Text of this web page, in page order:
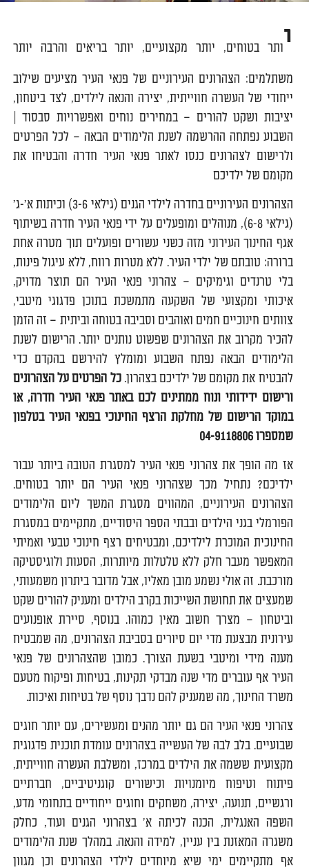
יותר בטוחים, יותר מקצועיים, יותר בריאים והרבה יותר
משתלמים: הצהרונים העירוניים של פנאי העיר מציעים שילוב
ייחודי של העשרה חווייתית, יצירה והנאה לילדים, לצד ביטחון,
יציבות ושקט להורים – במחירים נוחים ואפשרויות סבסוד |
השבוע נפתחה ההרשמה לשנת הלימודים הבאה – לכל הפרטים
ולרישום לצהרונים כנסו לאתר פנאי העיר חדרה והבטיחו את
מקומם של ילדיכם
הצהרונים העירוניים בחדרה לילדי הגנים (גילאי 3-6) וכיתות א'-ג'
(גילאי 6-8), מנוהלים ומופעלים על ידי פנאי העיר חדרה בשיתוף
אגף החינוך העירוני מזה כשני עשורים ופועלים תוך מטרה אחת
ברורה: טובתם של ילדי העיר. ללא מטרות רווח, ללא עיגול פינות,
בלי טרנדים וגימיקים – צהרוני פנאי העיר הם תוצר מדויק,
איכותי ומקצועי של השקעה מתמשכת בתוכן פדגוגי מיטבי,
צוותים חינוכיים חמים ואוהבים וסביבה בטוחה וביתית – זה הזמן
להכיר מקרוב את הצהרונים שפשוט נותנים יותר. הרישום לשנת
הלימודים הבאה נפתח השבוע ומומלץ להירשם בהקדם כדי
להבטיח את מקומם של ילדיכם בצהרון. כל הפרטים על הצהרונים
ורישום ידידותי ונוח ממתינים לכם באתר פנאי העיר חדרה, או
במוקד הרישום של מחלקת הרצף החינוכי בפנאי העיר בטלפון
שמספרו 04-9118806
אז מה הופך את צהרוני פנאי העיר למסגרת הטובה ביותר עבור
ילדיכם? נתחיל מכך שצהרוני פנאי העיר הם יותר בטוחים.
הצהרונים העירוניים, המהווים מסגרת המשך ליום הלימודים
הפורמלי בגני הילדים ובבתי הספר היסודיים, מתקיימים במסגרת
החינוכית המוכרת לילדיכם, ומבטיחים רצף חינוכי טבעי ואמיתי
המאפשר מעבר חלק ללא טלטלות מיותרות, הסעות ולוגיסטיקה
מורכבת. זה אולי נשמע מובן מאליו, אבל מדובר ביתרון משמעותי,
שמעצים את תחושת השייכות בקרב הילדים ומעניק להורים שקט
וביטחון – מצרך חשוב מאין כמוהו. בנוסף, סיירת אופנועים
עירונית מבצעת מדי יום סיורים בסביבת הצהרונים, מה שמבטיח
מענה מידי ומיטבי בשעת הצורך. כמובן שהצהרונים של פנאי
העיר אף עוברים מדי שנה מבדקי תקינות, בטיחות ופיקוח מטעם
משרד החינוך, מה שמעניק להם נדבך נוסף של בטיחות ואיכות.
צהרוני פנאי העיר הם גם יותר מהנים ומעשירים, עם יותר חוגים
שבועיים. בלב לבה של העשייה בצהרונים עומדת תוכנית פדגוגית
מקצועית ששמה את הילדים במרכז, ומשלבת העשרה חווייתית,
פיתוח וטיפוח מיומנויות וכישורים קוגניטיביים, חברתיים
ורגשיים, תנועה, יצירה, משחקים וחוגים ייחודיים בתחומי מדע,
השפה האנגלית, הכנה לכיתה א' בצהרוני הגנים ועוד, כחלק
משגרה המאזנת בין עניין, למידה והנאה. במהלך שנת הלימודים
אף מתקיימים ימי שיא מיוחדים לילדי הצהרונים וכן מגוון